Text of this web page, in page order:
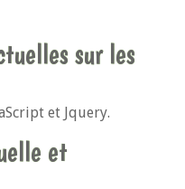
sur les
et Jquery.
et